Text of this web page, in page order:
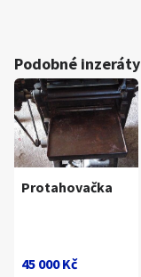
Podobné inzeráty
Protahovačka
45 000 Kč